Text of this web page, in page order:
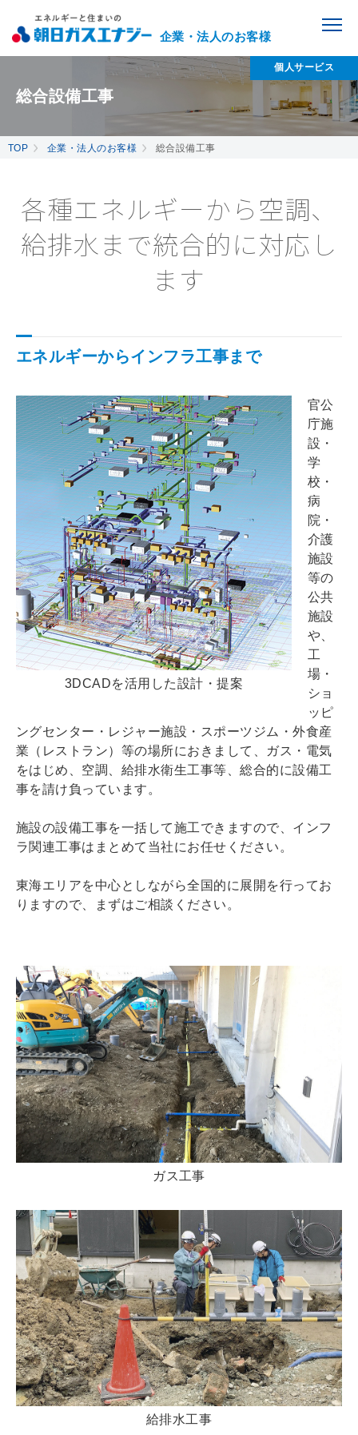
企業・法人のお客様
個人サービス
総合設備工事
TOP 企業・法人のお客様 総合設備工事
各種エネルギーから空調、
給排水まで統合的に対応し
ます
エネルギーからインフラ工事まで
3DCADを活用した設計・提案
官公
庁施
設・
学
校・
病
院・
介護
施設
等の
公共
施設
や、
工
場・
ショ
ッピ
ングセンター・レジャー施設・スポーツジム・外食産
業（レストラン）等の場所におきまして、ガス・電気
をはじめ、空調、給排水衛生工事等、総合的に設備工
事を請け負っています。
施設の設備工事を一括して施工できますので、インフ
ラ関連工事はまとめて当社にお任せください。
東海エリアを中心としながら全国的に展開を行ってお
りますので、まずはご相談ください。
ガス工事
給排水工事